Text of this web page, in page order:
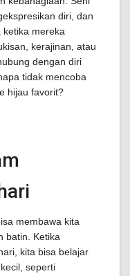
diri, dan
mereka
kerajinan, atau
dengan diri
tidak mencoba
hijau favorit?
membawa kita
batin. Ketika
kita bisa belajar
seperti